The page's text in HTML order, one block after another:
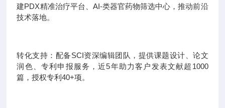
建PDX精准治疗平台、AI-类器官药物筛选中心，推动前沿
技术落地。
转化支持：配备SCI资深编辑团队，提供课题设计、论文
润色、专利申报服务，近5年助力客户发表文献超1000
篇，授权专利40+项。